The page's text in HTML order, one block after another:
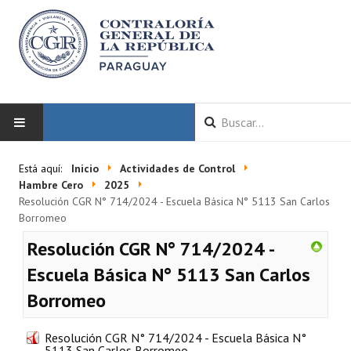
LA CGR
Misión y Visión
Marco Normativo
Organigrama
Está aquí: Inicio
Actividades de Control
Hambre Cero
2025
Resolución CGR N° 714/2024 - Escuela Básica N° 5113 San Carlos
Borromeo
Resolución CGR N° 714/2024 -
Escuela Básica N° 5113 San Carlos
Borromeo
Resolución CGR N° 714/2024 - Escuela Básica N°